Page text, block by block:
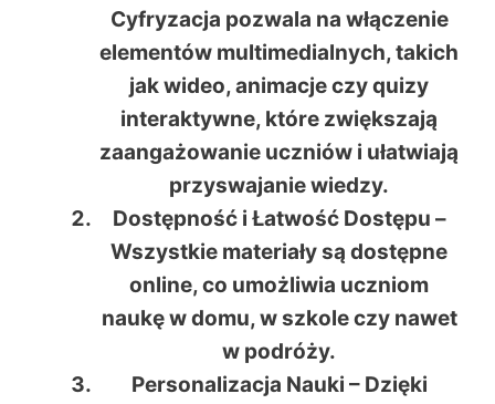
Cyfryzacja pozwala na włączenie
elementów multimedialnych, takich
jak wideo, animacje czy quizy
interaktywne, które zwiększają
zaangażowanie uczniów i ułatwiają
przyswajanie wiedzy.
Dostępność i Łatwość Dostępu –
Wszystkie materiały są dostępne
online, co umożliwia uczniom
naukę w domu, w szkole czy nawet
w podróży.
Personalizacja Nauki – Dzięki